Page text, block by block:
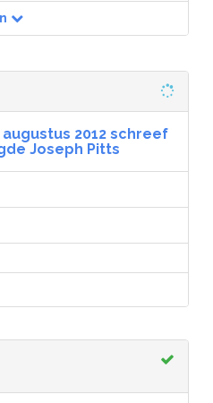
2012 schreef
Joseph Pitts